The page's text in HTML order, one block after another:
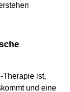
Therapie ist,
und eine